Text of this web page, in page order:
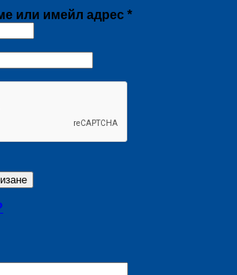
или имейл адрес *Задължително